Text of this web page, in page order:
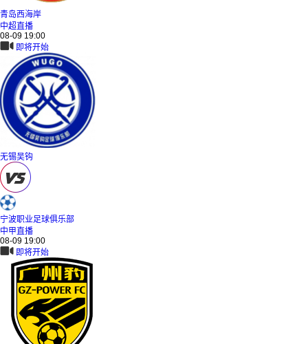
青岛西海岸
中超直播
08-09 19:00
即将开始
无锡吴钩
宁波职业足球俱乐部
中甲直播
08-09 19:00
即将开始